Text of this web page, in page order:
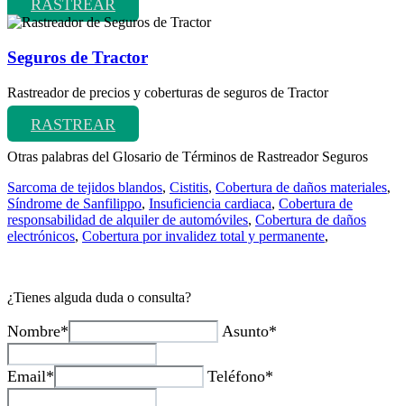
RASTREAR
Seguros de Tractor
Rastreador de precios y coberturas de seguros de Tractor
RASTREAR
Otras palabras del Glosario de Términos de Rastreador Seguros
Sarcoma de tejidos blandos, Cistitis, Cobertura de daños materiales,
Síndrome de Sanfilippo, Insuficiencia cardiaca, Cobertura de
responsabilidad de alquiler de automóviles, Cobertura de daños
electrónicos, Cobertura por invalidez total y permanente,
¿Tienes alguda duda o consulta?
Nombre* Asunto*
Email* Teléfono*